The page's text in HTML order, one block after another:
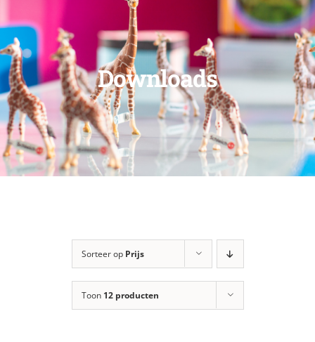
Downloads
Sorteer op Prijs
Toon 12 producten